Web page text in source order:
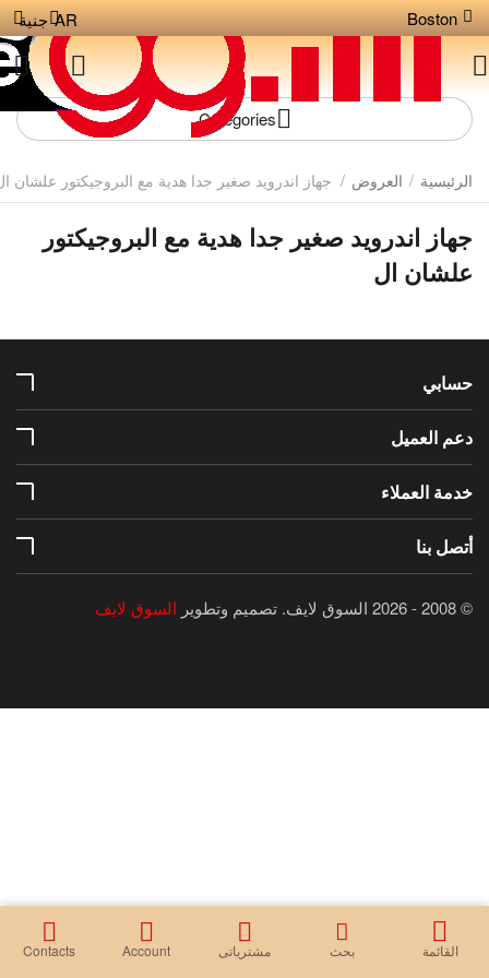
Boston جنية AR
Categories
الرئيسية / العروض / جهاز اندرويد صغير جدا هدية مع البروجيكتور علشان
جهاز اندرويد صغير جدا هدية مع البروجيكتور
علشان ال
حسابي
دعم العميل
خدمة العملاء
أتصل بنا
© 2008 - 2026 السوق لايف. تصميم وتطوير السوق لايف
القائمة بحث مشترياتى Account
Contacts